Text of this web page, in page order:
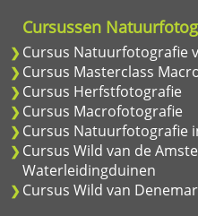
Cursussen
Cursus Natuurfotografie
Cursus Masterclass
Cursus Herfstfotografie
Cursus Macrofotografie
Cursus Natuurfotografie
Cursus Wild van de
Waterleidingduinen
Cursus Wild van